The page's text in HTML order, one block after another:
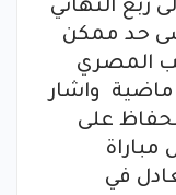
ربع النهائي
حد ممكن
المصري
ماضية واشار
على
مباراة
في